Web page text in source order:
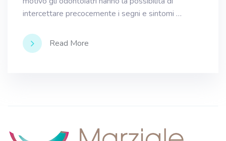
intercettare precocemente i segni e sintomi …
Read More